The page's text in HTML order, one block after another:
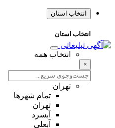
انتخاب استان
انتخاب استان
انتخاب همه
×
تهران
تمام شهر‌ها
تهران
آبسرد
آبعلی